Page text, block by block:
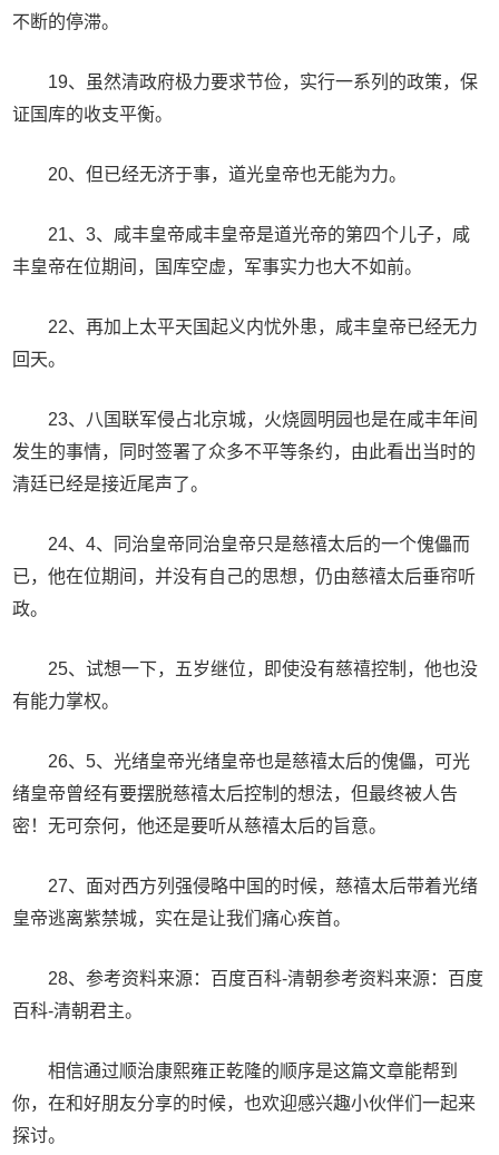
不断的停滞。
19、虽然清政府极力要求节俭，实行一系列的政策，保
证国库的收支平衡。
20、但已经无济于事，道光皇帝也无能为力。
21、3、咸丰皇帝咸丰皇帝是道光帝的第四个儿子，咸
丰皇帝在位期间，国库空虚，军事实力也大不如前。
22、再加上太平天国起义内忧外患，咸丰皇帝已经无力
回天。
23、八国联军侵占北京城，火烧圆明园也是在咸丰年间
发生的事情，同时签署了众多不平等条约，由此看出当时的
清廷已经是接近尾声了。
24、4、同治皇帝同治皇帝只是慈禧太后的一个傀儡而
已，他在位期间，并没有自己的思想，仍由慈禧太后垂帘听
政。
25、试想一下，五岁继位，即使没有慈禧控制，他也没
有能力掌权。
26、5、光绪皇帝光绪皇帝也是慈禧太后的傀儡，可光
绪皇帝曾经有要摆脱慈禧太后控制的想法，但最终被人告
密！无可奈何，他还是要听从慈禧太后的旨意。
27、面对西方列强侵略中国的时候，慈禧太后带着光绪
皇帝逃离紫禁城，实在是让我们痛心疾首。
28、参考资料来源：百度百科-清朝参考资料来源：百度
百科-清朝君主。
相信通过顺治康熙雍正乾隆的顺序是这篇文章能帮到
你，在和好朋友分享的时候，也欢迎感兴趣小伙伴们一起来
探讨。